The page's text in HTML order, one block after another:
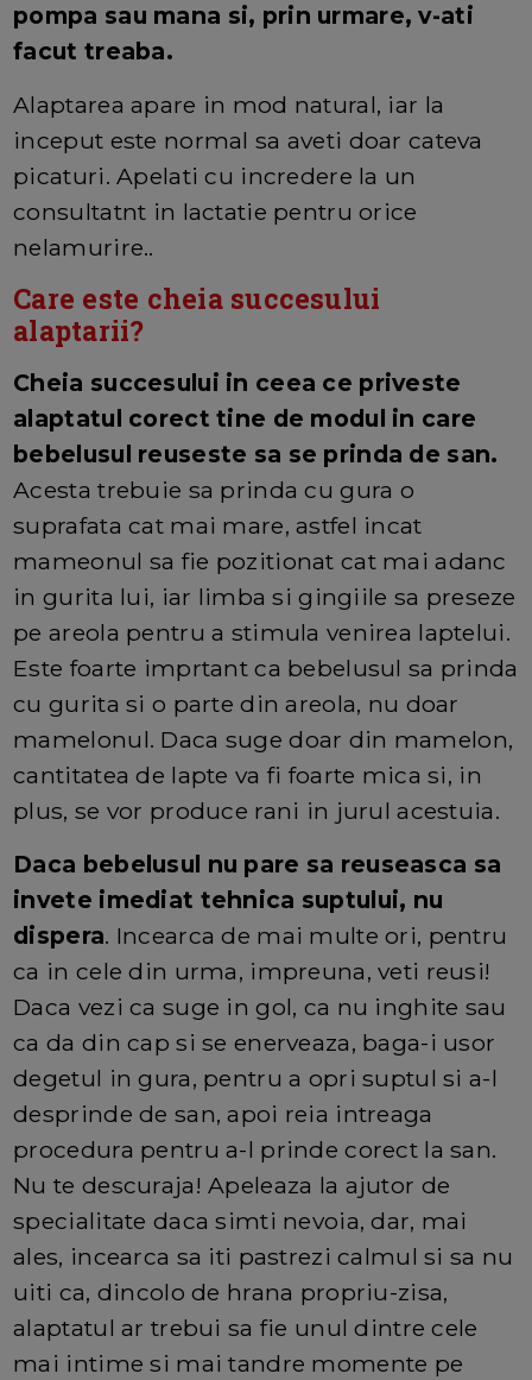
pompa sau mana si, prin urmare, v-ati
facut treaba.
Alaptarea apare in mod natural, iar la
inceput este normal sa aveti doar cateva
picaturi. Apelati cu incredere la un
consultatnt in lactatie pentru orice
nelamurire..
Care este cheia succesului
alaptarii?
Cheia succesului in ceea ce priveste
alaptatul corect tine de modul in care
bebelusul reuseste sa se prinda de san.
Acesta trebuie sa prinda cu gura o
suprafata cat mai mare, astfel incat
mameonul sa fie pozitionat cat mai adanc
in gurita lui, iar limba si gingiile sa preseze
pe areola pentru a stimula venirea laptelui.
Este foarte imprtant ca bebelusul sa prinda
cu gurita si o parte din areola, nu doar
mamelonul. Daca suge doar din mamelon,
cantitatea de lapte va fi foarte mica si, in
plus, se vor produce rani in jurul acestuia.
Daca bebelusul nu pare sa reuseasca sa
invete imediat tehnica suptului, nu
dispera. Incearca de mai multe ori, pentru
ca in cele din urma, impreuna, veti reusi!
Daca vezi ca suge in gol, ca nu inghite sau
ca da din cap si se enerveaza, baga-i usor
degetul in gura, pentru a opri suptul si a-l
desprinde de san, apoi reia intreaga
procedura pentru a-l prinde corect la san.
Nu te descuraja! Apeleaza la ajutor de
specialitate daca simti nevoia, dar, mai
ales, incearca sa iti pastrezi calmul si sa nu
uiti ca, dincolo de hrana propriu-zisa,
alaptatul ar trebui sa fie unul dintre cele
mai intime si mai tandre momente pe